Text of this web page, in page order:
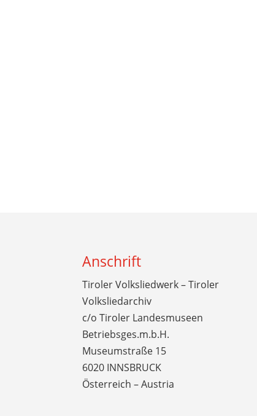
Anschrift
Tiroler Volksliedwerk – Tiroler
Volksliedarchiv
c/o Tiroler Landesmuseen
Betriebsges.m.b.H.
Museumstraße 15
6020 INNSBRUCK
Österreich – Austria